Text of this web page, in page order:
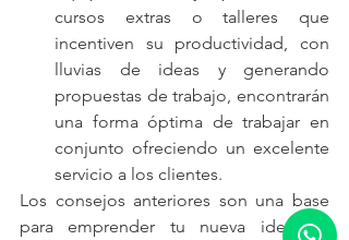
cursos extras o talleres que
incentiven su productividad, con
lluvias de ideas y generando
propuestas de trabajo, encontrarán
una forma óptima de trabajar en
conjunto ofreciendo un excelente
servicio a los clientes.
Los consejos anteriores son una base
para emprender tu nueva idea de